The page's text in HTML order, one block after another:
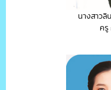
นางสาวลิ
ครู